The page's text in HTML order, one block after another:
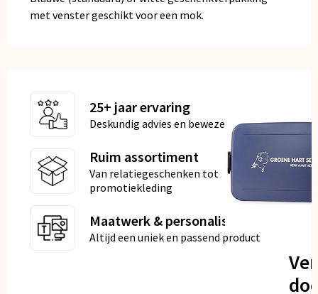
met venster geschikt voor een mok.
25+ jaar ervaring
Deskundig advies en bewezen kwaliteit
Ruim assortiment
Van relatiegeschenken tot
promotiekleding
Maatwerk & personalisatie
Altijd een uniek en passend product